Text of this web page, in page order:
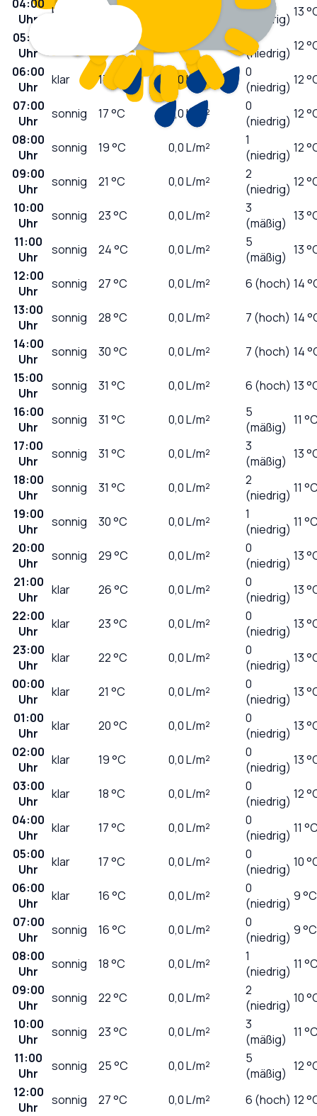
04:00
Uhr
klar °C
(niedrig) 13
05:00
Uhr
L/m²
0
(niedrig) 12
06:00
Uhr
klar 17 0,0L/m²
0
(niedrig) 12
07:00
Uhr
sonnig 17°C 0,0L/m²
0
(niedrig) 12
08:00
Uhr
sonnig 19°C 0,0L/m²
1
(niedrig) 12
09:00
Uhr
sonnig 21 °C 0,0L/m²
2
(niedrig) 12
10:00
Uhr
sonnig 23°C 0,0L/m²
3
(mäßig) 13
11:00
Uhr
sonnig 24°C 0,0L/m²
5
(mäßig) 13
12:00
Uhr
sonnig 27°C 0,0L/m² 6 (hoch) 14
13:00
Uhr
sonnig 28°C 0,0L/m² 7 (hoch) 14
14:00
Uhr
sonnig 30°C 0,0L/m² 7 (hoch) 14
15:00
Uhr
sonnig 31 °C 0,0L/m² 6 (hoch) 13
16:00
Uhr
sonnig 31 °C 0,0L/m²
5
(mäßig) 11
17:00
Uhr
sonnig 31 °C 0,0L/m²
3
(mäßig) 13
18:00
Uhr
sonnig 31 °C 0,0L/m²
2
(niedrig) 11
19:00
Uhr
sonnig 30°C 0,0L/m²
1
(niedrig) 11
20:00
Uhr
sonnig 29°C 0,0L/m²
0
(niedrig) 13
21:00
Uhr
klar 26°C 0,0L/m²
0
(niedrig) 13
22:00
Uhr
klar 23°C 0,0L/m²
0
(niedrig) 13
23:00
Uhr
klar 22°C 0,0L/m²
0
(niedrig) 13
00:00
Uhr
klar 21 °C 0,0L/m²
0
(niedrig) 13
01:00
Uhr
klar 20°C 0,0L/m²
0
(niedrig) 13
02:00
Uhr
klar 19°C 0,0L/m²
0
(niedrig) 13
03:00
Uhr
klar 18°C 0,0L/m²
0
(niedrig) 12
04:00
Uhr
klar 17°C 0,0L/m²
0
(niedrig) 11
05:00
Uhr
klar 17°C 0,0L/m²
0
(niedrig) 10
06:00
Uhr
klar 16°C 0,0L/m²
0
(niedrig) 9 °C
07:00
Uhr
sonnig 16°C 0,0L/m²
0
(niedrig) 9 °C
08:00
Uhr
sonnig 18°C 0,0L/m²
1
(niedrig) 11
09:00
Uhr
sonnig 22°C 0,0L/m²
2
(niedrig) 10
10:00
Uhr
sonnig 23°C 0,0L/m²
3
(mäßig) 11
11:00
Uhr
sonnig 25°C 0,0L/m²
5
(mäßig) 12
12:00
Uhr
sonnig 27°C 0,0L/m² 6 (hoch) 12